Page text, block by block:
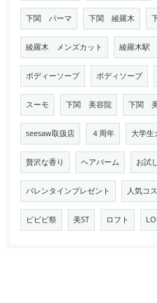
下関 パーマ 下関 綾羅木
綾羅木 メンズカット 綾羅木駅
ボディーソープ ボディソープ
スーモ 下関 美容院 下関
seesaw取扱店 ４周年 大学生
贅沢な香り ヘアバーム お試
バレンタインプレゼント 人気コ
ビビビ祭 美ST ロフト